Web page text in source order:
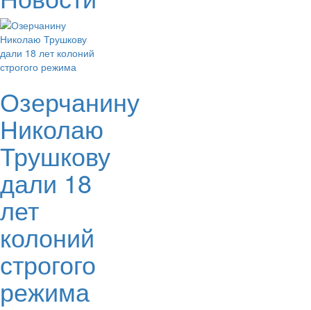
Озерчанину
Николаю
Трушкову
дали 18
лет
колоний
строгого
режима